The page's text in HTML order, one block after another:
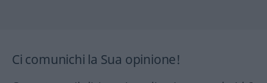
Ci comunichi la Sua opinione!